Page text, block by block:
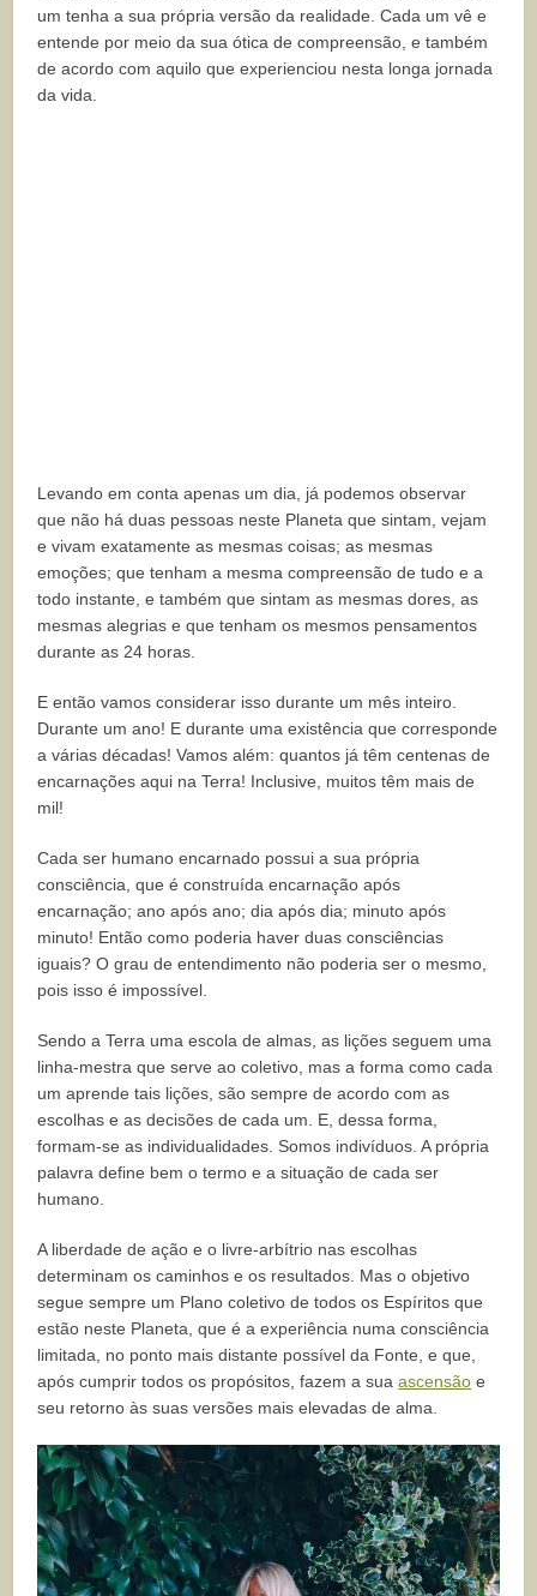
um tenha a sua própria versão da realidade. Cada um vê e
entende por meio da sua ótica de compreensão, e também
de acordo com aquilo que experienciou nesta longa jornada
da vida.
Levando em conta apenas um dia, já podemos observar
que não há duas pessoas neste Planeta que sintam, vejam
e vivam exatamente as mesmas coisas; as mesmas
emoções; que tenham a mesma compreensão de tudo e a
todo instante, e também que sintam as mesmas dores, as
mesmas alegrias e que tenham os mesmos pensamentos
durante as 24 horas.
E então vamos considerar isso durante um mês inteiro.
Durante um ano! E durante uma existência que corresponde
a várias décadas! Vamos além: quantos já têm centenas de
encarnações aqui na Terra! Inclusive, muitos têm mais de
mil!
Cada ser humano encarnado possui a sua própria
consciência, que é construída encarnação após
encarnação; ano após ano; dia após dia; minuto após
minuto! Então como poderia haver duas consciências
iguais? O grau de entendimento não poderia ser o mesmo,
pois isso é impossível.
Sendo a Terra uma escola de almas, as lições seguem uma
linha-mestra que serve ao coletivo, mas a forma como cada
um aprende tais lições, são sempre de acordo com as
escolhas e as decisões de cada um. E, dessa forma,
formam-se as individualidades. Somos indivíduos. A própria
palavra define bem o termo e a situação de cada ser
humano.
A liberdade de ação e o livre-arbítrio nas escolhas
determinam os caminhos e os resultados. Mas o objetivo
segue sempre um Plano coletivo de todos os Espíritos que
estão neste Planeta, que é a experiência numa consciência
limitada, no ponto mais distante possível da Fonte, e que,
após cumprir todos os propósitos, fazem a suaascensão e
seu retorno às suas versões mais elevadas de alma.